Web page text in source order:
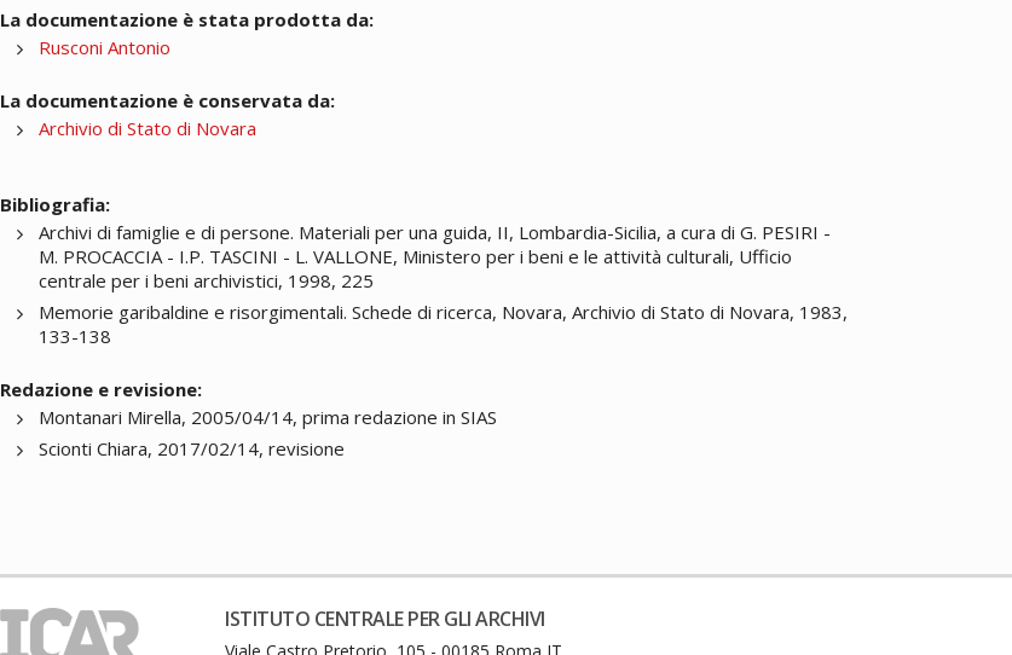
La documentazione è stata prodotta da:
Rusconi Antonio
La documentazione è conservata da:
Archivio di Stato di Novara
Bibliografia:
Archivi di famiglie e di persone. Materiali per una guida, II, Lombardia-Sicilia, a cura di G. PESIRI -
M. PROCACCIA - I.P. TASCINI - L. VALLONE, Ministero per i beni e le attività culturali, Ufficio
centrale per i beni archivistici, 1998, 225
Memorie garibaldine e risorgimentali. Schede di ricerca, Novara, Archivio di Stato di Novara, 1983,
133-138
Redazione e revisione:
Montanari Mirella, 2005/04/14, prima redazione in SIAS
Scionti Chiara, 2017/02/14, revisione
ISTITUTO CENTRALE PER GLI ARCHIVI